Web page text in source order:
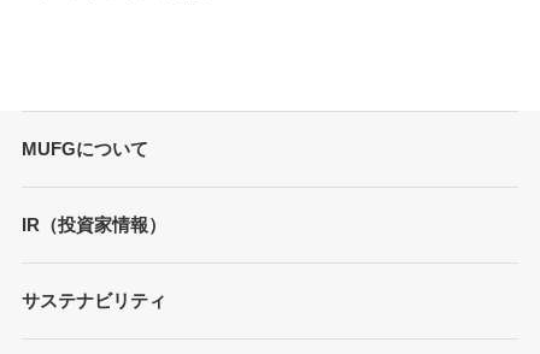
MUFGについて
トップメッセージ
MUFGブランド
ガバナンス
IR（投資家情報）
財務情報
サステナビリティ